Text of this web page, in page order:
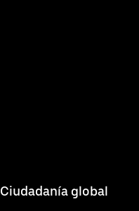
Ciudadanía global